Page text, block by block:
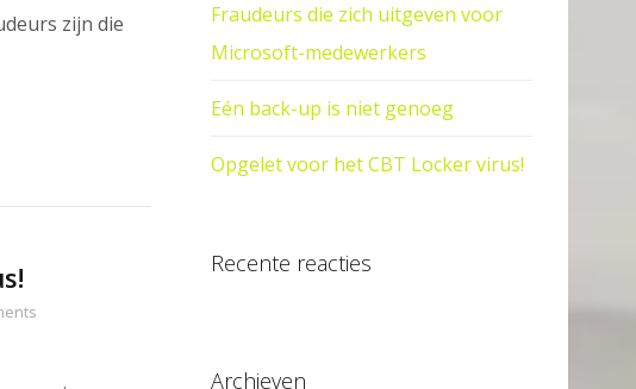
zijn die
Fraudeurs die zich uitgeven voor
Microsoft-medewerkers
Eén back-up is niet genoeg
Opgelet voor het CBT Locker virus!
Recente reacties
Archieven